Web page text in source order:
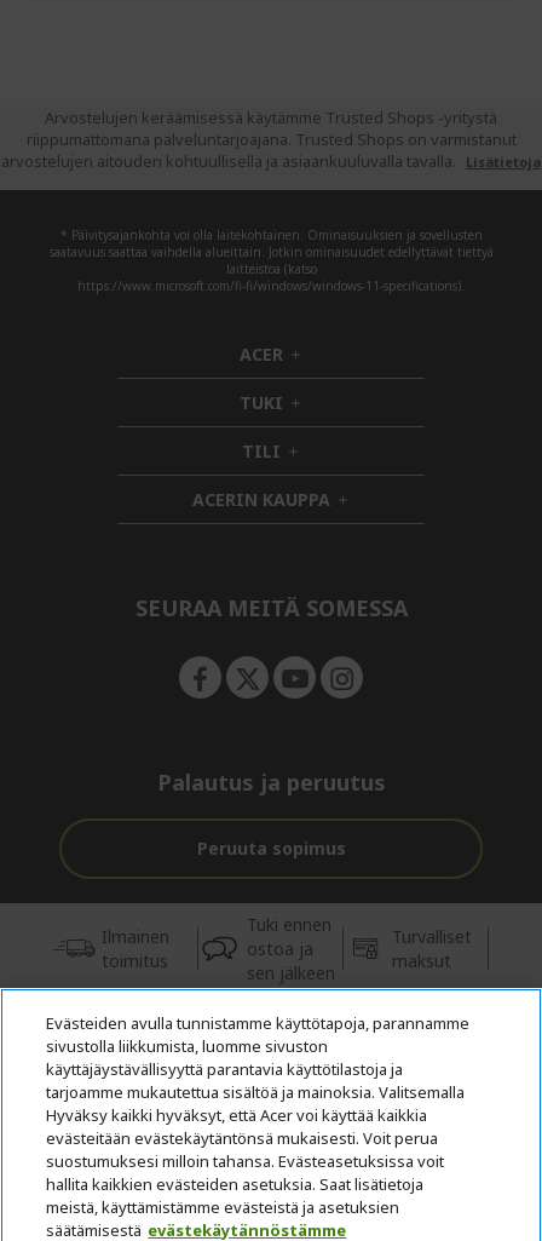
Arvostelujen keräämisessä käytämme Trusted Shops -yritystä
riippumattomana palveluntarjoajana. Trusted Shops on varmistanut
arvostelujen aitouden kohtuullisella ja asiaankuuluvalla tavalla.
Lisätietoja
* Päivitysajankohta voi olla laitekohtainen. Ominaisuuksien ja sovellusten
saatavuus saattaa vaihdella alueittain. Jotkin ominaisuudet edellyttävät tiettyä
laitteistoa (katso
https://www.microsoft.com/fi-fi/windows/windows-11-specifications).
ACER h
i
d
d
e
n
TUKI h
i
d
d
e
n
TILI h
i
d
d
ACERIN KAUPPA h
i
e
SEURAA MEITÄ SOMESSA
Palautus ja peruutus
Peruuta sopimus
Ilmainen
toimitus
Tuki ennen
ostoa ja
sen jälkeen
Turvalliset
maksut
© 2026 Acer Inc.
Tästä kaupasta ostettavien tuotteiden ja palvelujen valtuutettu
jälleenmyyjä on CPYou BV.
Evästeiden avulla tunnistamme käyttötapoja, parannamme
sivustolla liikkumista, luomme sivuston
käyttäjäystävällisyyttä parantavia käyttötilastoja ja
tarjoamme mukautettua sisältöä ja mainoksia. Valitsemalla
Hyväksy kaikki hyväksyt, että Acer voi käyttää kaikkia
evästeitään evästekäytäntönsä mukaisesti. Voit perua
suostumuksesi milloin tahansa. Evästeasetuksissa voit
hallita kaikkien evästeiden asetuksia. Saat lisätietoja
meistä, käyttämistämme evästeistä ja asetuksien
säätämisestä evästekäytännöstämme